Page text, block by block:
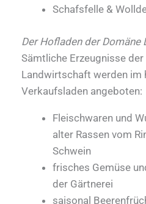
Schafsfelle &
Der Hofladen der Domäne
Sämtliche Erzeugnisse
Landwirtschaft werden im
Verkaufsladen angeboten:
Fleischwaren und
alter Rassen vom
Schwein
frisches Gemüse
der Gärtnerei
saisonal